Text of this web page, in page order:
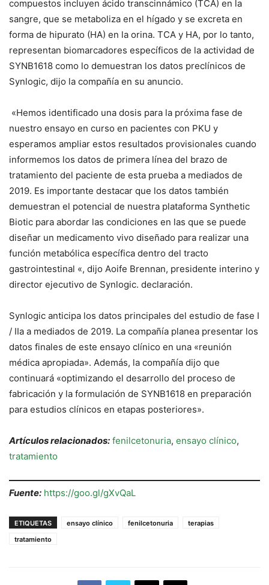
compuestos incluyen ácido transcinnámico (TCA) en la
sangre, que se metaboliza en el hígado y se excreta en
forma de hipurato (HA) en la orina. TCA y HA, por lo tanto,
representan biomarcadores específicos de la actividad de
SYNB1618 como lo demuestran los datos preclínicos de
Synlogic, dijo la compañía en su anuncio.
«Hemos identificado una dosis para la próxima fase de
nuestro ensayo en curso en pacientes con PKU y
esperamos ampliar estos resultados provisionales cuando
informemos los datos de primera línea del brazo de
tratamiento del paciente de esta prueba a mediados de
2019. Es importante destacar que los datos también
demuestran el potencial de nuestra plataforma Synthetic
Biotic para abordar las condiciones en las que se puede
diseñar un medicamento vivo diseñado para realizar una
función metabólica específica dentro del tracto
gastrointestinal «, dijo Aoife Brennan, presidente interino y
director ejecutivo de Synlogic. declaración.
Synlogic anticipa los datos principales del estudio de fase I
/ IIa a mediados de 2019. La compañía planea presentar los
datos finales de este ensayo clínico en una «reunión
médica apropiada». Además, la compañía dijo que
continuará «optimizando el desarrollo del proceso de
fabricación y la formulación de SYNB1618 en preparación
para estudios clínicos en etapas posteriores».
Artículos relacionados: fenilcetonuria, ensayo clínico,
tratamiento
Fuente: https://goo.gl/gXvQaL
ETIQUETAS ensayo clínico fenilcetonuria
terapias
tratamiento